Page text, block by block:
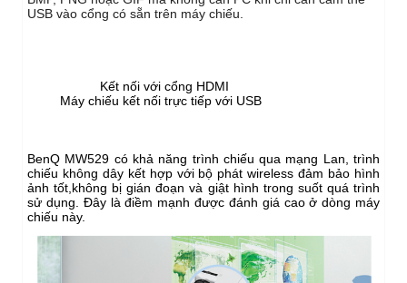
USB vào cổng có sẵn trên máy chiếu.
Kết nối với cổng HDMI
Máy chiếu kết nối trực tiếp với USB
BenQ MW529 có khả năng trình chiếu qua mạng Lan, trình
chiếu không dây kết hợp với bộ phát wireless đảm bảo hình
ảnh tốt,không bị gián đoạn và giật hình trong suốt quá trình
sử dụng. Đây là điềm mạnh được đánh giá cao ở dòng máy
chiếu này.